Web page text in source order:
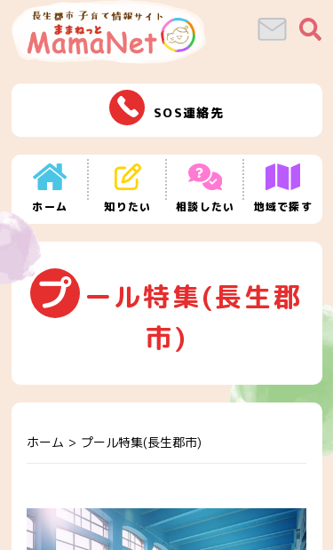
SOS連絡先
ホーム 知りたい 相談したい 地域で探す
プ ール特集(長生郡
市)
ホーム > プール特集(長生郡市)